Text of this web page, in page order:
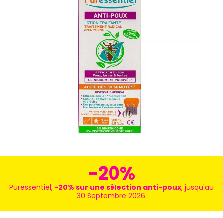
-20%
Puressentiel, -20% sur une sélection anti-poux, jusqu'au
30 Septembre 2026.